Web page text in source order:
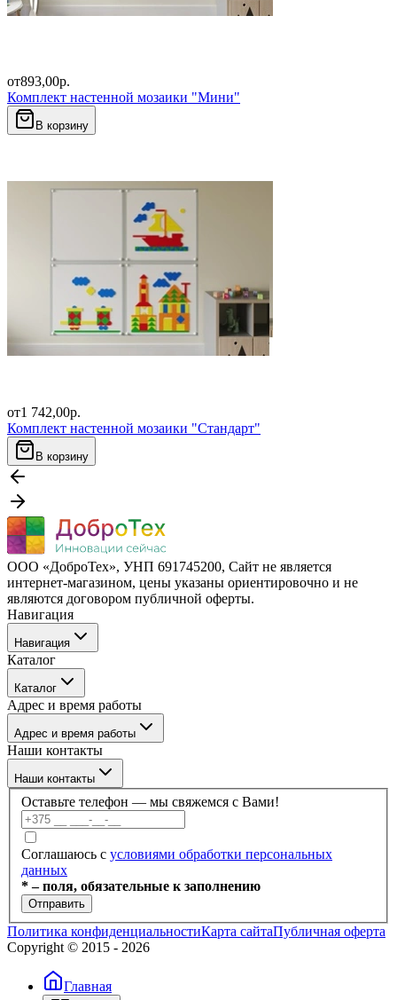
от893,00р.
Комплект настенной мозаики "Мини"
В корзину
от1 742,00р.
Комплект настенной мозаики "Стандарт"
В корзину
ООО «ДоброТех», УНП 691745200, Cайт не является
интернет-магазином, цены указаны ориентировочно и не
являются договором публичной оферты.
Навигация
Навигация
Бренды
О компании
Покупателю
Контакты
Блог
Каталог
Каталог
Каталог
Услуги
Адрес и время работы
Адрес и время работы
г. Минск, ул. Филимонова 55/3, каб 309а
Пн–Пт: 09:00–17:30
Наши контакты
Наши контакты
+375 (17) 336-59-98
+375 (29) 686-60-22
+375 (44) 703-66-40
Оставьте телефон — мы свяжемся с Вами!
Соглашаюсь с условиями обработки персональных
данных
* – поля, обязательные к заполнению
Отправить
Политика конфиденциальностиКарта сайтаПубличная оферта
Copyright © 2015 - 2026
Главная